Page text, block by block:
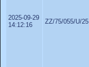
2025-09-29
14:12:16
ZZ/75/055/U/25